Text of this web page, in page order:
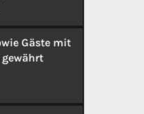
Gäste mit
gewährt